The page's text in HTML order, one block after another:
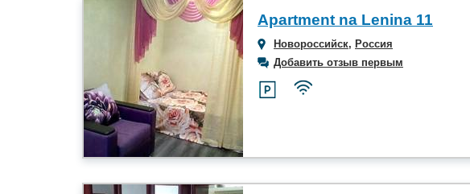
Apartment na Lenina 11
Новороссийск, Россия
Добавить отзыв первым